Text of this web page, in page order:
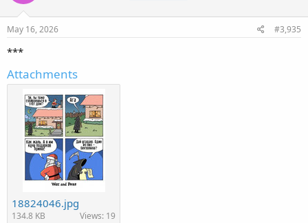
n
s
May 16, 2026 #3,935
***
Attachments
18824046.jpg
134.8 KB Views: 19